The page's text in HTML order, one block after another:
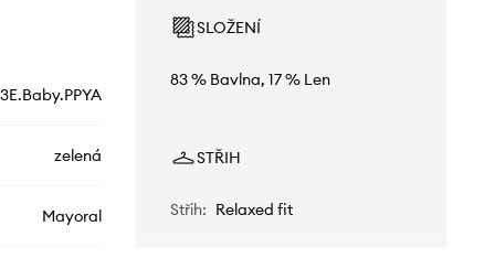
zelená
Mayoral
SLOŽENÍ
83 % Bavlna, 17 % Len
STŘIH
Střih: Relaxed fit